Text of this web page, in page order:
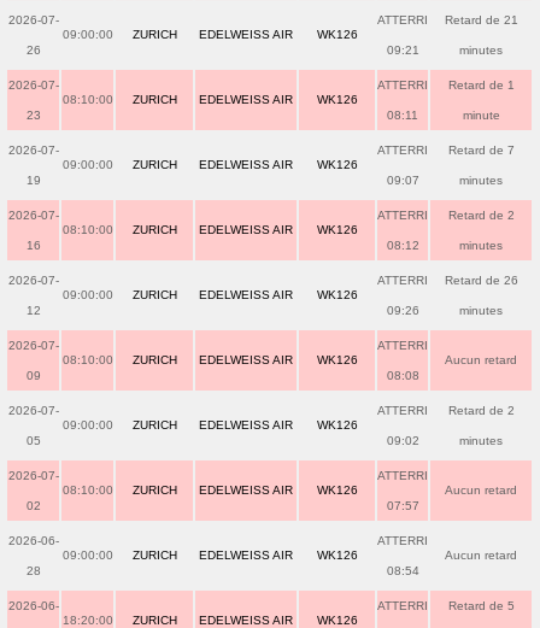
2026-07-
26
09:00:00 ZURICH EDELWEISS AIR WK126
ATTERRI
09:21
Retard de 21
minutes
2026-07-
23
08:10:00 ZURICH EDELWEISS AIR WK126
ATTERRI
08:11
Retard de 1
minute
2026-07-
19
09:00:00 ZURICH EDELWEISS AIR WK126
ATTERRI
09:07
Retard de 7
minutes
2026-07-
16
08:10:00 ZURICH EDELWEISS AIR WK126
ATTERRI
08:12
Retard de 2
minutes
2026-07-
12
09:00:00 ZURICH EDELWEISS AIR WK126
ATTERRI
09:26
Retard de 26
minutes
2026-07-
09
08:10:00 ZURICH EDELWEISS AIR WK126
ATTERRI
08:08
Aucun retard
2026-07-
05
09:00:00 ZURICH EDELWEISS AIR WK126
ATTERRI
09:02
Retard de 2
minutes
2026-07-
02
08:10:00 ZURICH EDELWEISS AIR WK126
ATTERRI
07:57
Aucun retard
2026-06-
28
09:00:00 ZURICH EDELWEISS AIR WK126
ATTERRI
08:54
Aucun retard
2026-06-
18:20:00 ZURICH EDELWEISS AIR WK126
ATTERRI Retard de 5